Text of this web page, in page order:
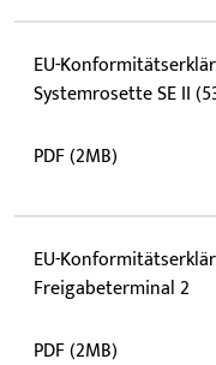
EU-
Systemrosette SE II
PDF (2MB)
EU-
Freigabeterminal 2
PDF (2MB)